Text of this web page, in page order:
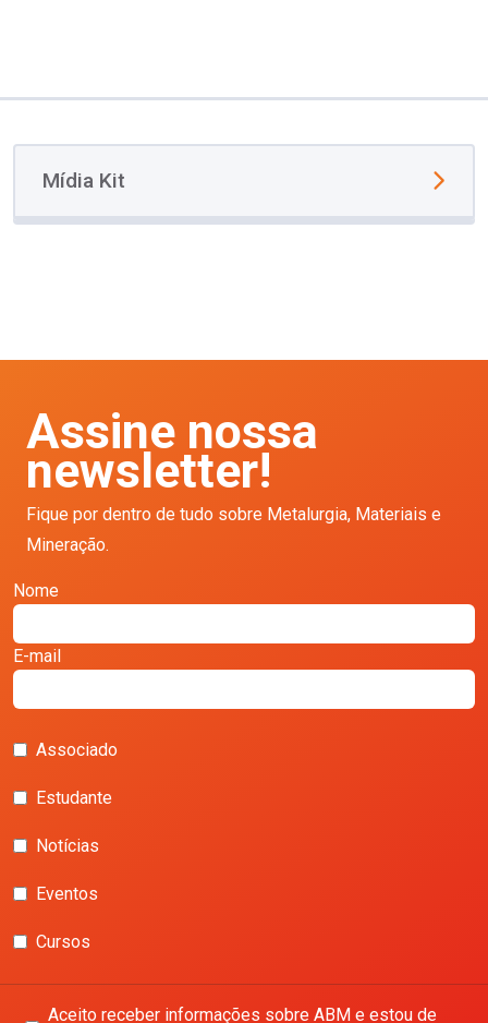
Mídia Kit
Assine nossa
newsletter!
Fique por dentro de tudo sobre Metalurgia, Materiais e
Mineração.
Nome
E-mail
Associado
Estudante
Notícias
Eventos
Cursos
Aceito receber informações sobre ABM e estou de